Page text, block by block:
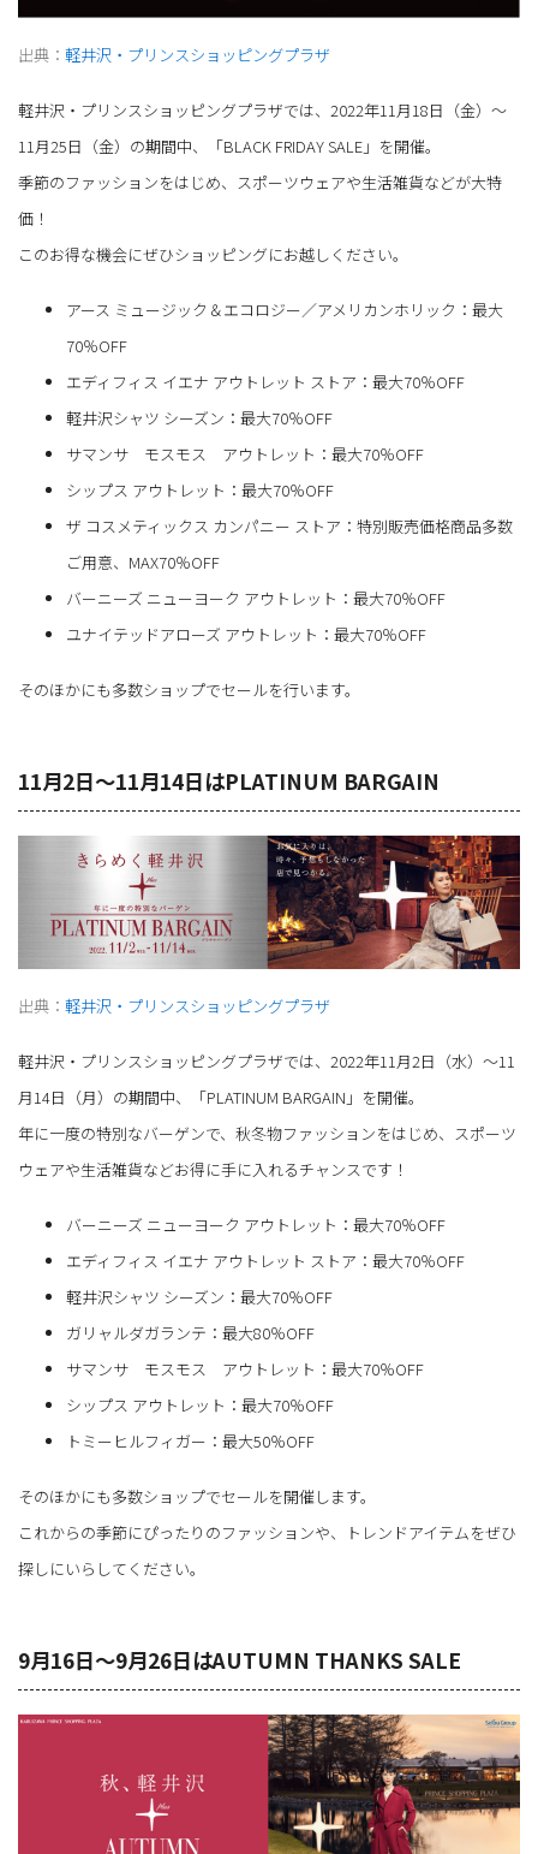
出典： 軽井沢・プリンスショッピングプラザ
軽井沢・プリンスショッピングプラザでは、2022年11月18日（金）～
11月25日（金）の期間中、「BLACK FRIDAY SALE」を開催。
季節のファッションをはじめ、スポーツウェアや生活雑貨などが大特
価！
このお得な機会にぜひショッピングにお越しください。
アース ミュージック＆エコロジー／アメリカンホリック：最大
70％OFF
エディフィス イエナ アウトレット ストア：最大70％OFF
軽井沢シャツ シーズン：最大70％OFF
サマンサ モスモス アウトレット：最大70％OFF
シップス アウトレット：最大70％OFF
ザ コスメティックス カンパニー ストア：特別販売価格商品多数
ご用意、MAX70％OFF
バーニーズ ニューヨーク アウトレット：最大70％OFF
ユナイテッドアローズ アウトレット：最大70％OFF
そのほかにも多数ショップでセールを行います。
11月2日～11月14日はPLATINUM BARGAIN
出典： 軽井沢・プリンスショッピングプラザ
軽井沢・プリンスショッピングプラザでは、2022年11月2日（水）～11
月14日（月）の期間中、「PLATINUM BARGAIN」を開催。
年に一度の特別なバーゲンで、秋冬物ファッションをはじめ、スポーツ
ウェアや生活雑貨などお得に手に入れるチャンスです！
バーニーズ ニューヨーク アウトレット：最大70％OFF
エディフィス イエナ アウトレット ストア：最大70％OFF
軽井沢シャツ シーズン：最大70％OFF
ガリャルダガランテ：最大80％OFF
サマンサ モスモス アウトレット：最大70％OFF
シップス アウトレット：最大70％OFF
トミーヒルフィガー：最大50％OFF
そのほかにも多数ショップでセールを開催します。
これからの季節にぴったりのファッションや、トレンドアイテムをぜひ
探しにいらしてください。
9月16日～9月26日はAUTUMN THANKS SALE